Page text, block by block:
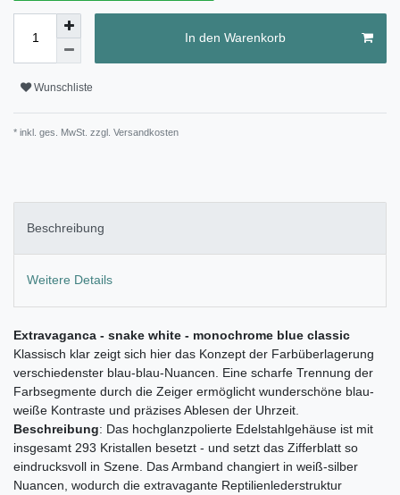
In den Warenkorb
Wunschliste
* inkl. ges. MwSt. zzgl. Versandkosten
Beschreibung
Weitere Details
Extravaganca - snake white - monochrome blue classic
Klassisch klar zeigt sich hier das Konzept der Farbüberlagerung
verschiedenster blau-blau-Nuancen. Eine scharfe Trennung der
Farbsegmente durch die Zeiger ermöglicht wunderschöne blau-
weiße Kontraste und präzises Ablesen der Uhrzeit.
Beschreibung: Das hochglanzpolierte Edelstahlgehäuse ist mit
insgesamt 293 Kristallen besetzt - und setzt das Zifferblatt so
eindrucksvoll in Szene. Das Armband changiert in weiß-silber
Nuancen, wodurch die extravagante Reptilienlederstruktur